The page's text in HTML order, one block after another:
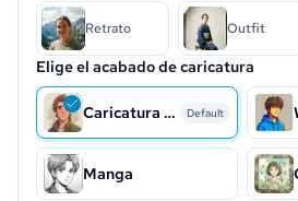
Retrato Outfit
Elige el acabado de caricatura
Caricatura clásica
Default
Manga